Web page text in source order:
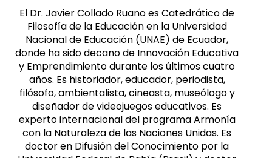
Masculino
Universidad Nacional de Educación (UNAE)
El Dr. Javier Collado Ruano es Catedrático de
Filosofía de la Educación en la Universidad
Nacional de Educación (UNAE) de Ecuador,
donde ha sido decano de Innovación Educativa
y Emprendimiento durante los últimos cuatro
años. Es historiador, educador, periodista,
filósofo, ambientalista, cineasta, museólogo y
diseñador de videojuegos educativos. Es
experto internacional del programa Armonía
con la Naturaleza de las Naciones Unidas. Es
doctor en Difusión del Conocimiento por la